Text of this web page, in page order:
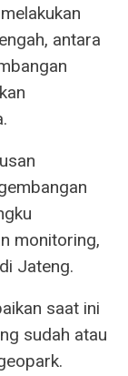
antara
monitoring,
Jateng.
saat ini
sudah atau